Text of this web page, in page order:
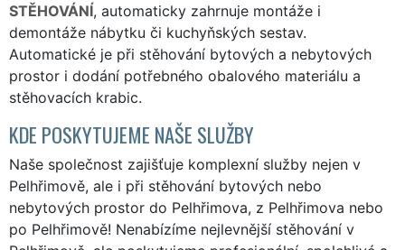
STĚHOVÁNÍ, automaticky zahrnuje montáže i
demontáže nábytku či kuchyňských sestav.
Automatické je při stěhování bytových a nebytových
prostor i dodání potřebného obalového materiálu a
stěhovacích krabic.
KDE POSKYTUJEME NAŠE SLUŽBY
Naše společnost zajišťuje komplexní služby nejen v
Pelhřimově, ale i při stěhování bytových nebo
nebytových prostor do Pelhřimova, z Pelhřimova nebo
po Pelhřimově! Nenabízíme nejlevnější stěhování v